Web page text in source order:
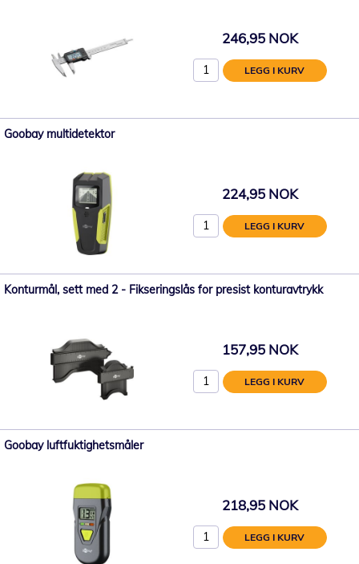
246,95 NOK
LEGG I KURV
Goobay multidetektor
224,95 NOK
LEGG I KURV
Konturmål, sett med 2 - Fikseringslås for presist konturavtrykk
157,95 NOK
LEGG I KURV
Goobay luftfuktighetsmåler
218,95 NOK
LEGG I KURV